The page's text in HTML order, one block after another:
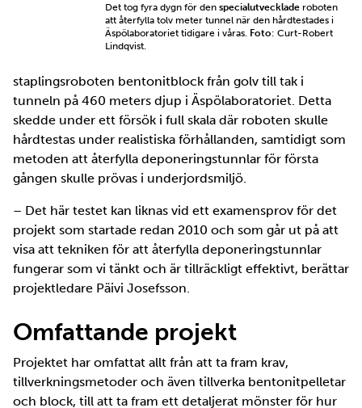
Det tog fyra dygn för den specialutvecklade roboten
att återfylla tolv meter tunnel när den hårdtestades i
Äspölaboratoriet tidigare i våras. Foto: Curt-Robert
Lindqvist.
staplingsroboten bentonitblock från golv till tak i
tunneln på 460 meters djup i Äspölaboratoriet. Detta
skedde under ett försök i full skala där roboten skulle
hårdtestas under realistiska förhållanden, samtidigt som
metoden att återfylla deponeringstunnlar för första
gången skulle prövas i underjordsmiljö.
– Det här testet kan liknas vid ett examensprov för det
projekt som startade redan 2010 och som går ut på att
visa att tekniken för att återfylla deponeringstunnlar
fungerar som vi tänkt och är tillräckligt effektivt, berättar
projektledare Päivi Josefsson.
Omfattande projekt
Projektet har omfattat allt från att ta fram krav,
tillverkningsmetoder och även tillverka bentonitpelletar
och block, till att ta fram ett detaljerat mönster för hur